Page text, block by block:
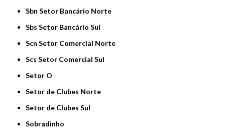
Sbn Setor Bancário Norte
Sbs Setor Bancário Sul
Scn Setor Comercial Norte
Scs Setor Comercial Sul
Setor O
Setor de Clubes Norte
Setor de Clubes Sul
Sobradinho